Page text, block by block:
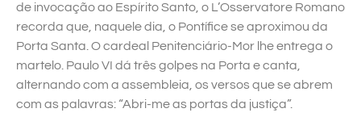
de invocação ao Espírito Santo, o L’Osservatore Romano
recorda que, naquele dia, o Pontífice se aproximou da
Porta Santa. O cardeal Penitenciário-Mor lhe entrega o
martelo. Paulo VI dá três golpes na Porta e canta,
alternando com a assembleia, os versos que se abrem
com as palavras: “Abri-me as portas da justiça”.